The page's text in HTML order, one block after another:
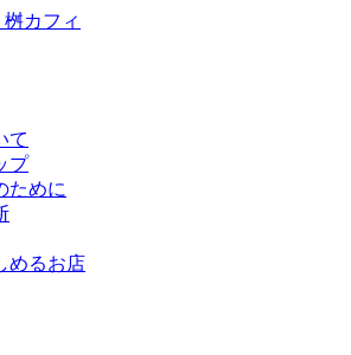
フ
て
プ
ために
めるお店